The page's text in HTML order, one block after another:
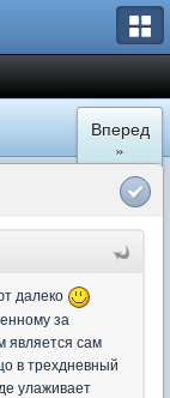
Вперед
»
далеко
за
является сам
в трехдневный
улаживает